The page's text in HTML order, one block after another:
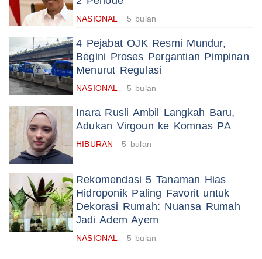
NASIONAL 5 bulan
4 Pejabat OJK Resmi Mundur,
Begini Proses Pergantian Pimpinan
Menurut Regulasi
NASIONAL 5 bulan
Inara Rusli Ambil Langkah Baru,
Adukan Virgoun ke Komnas PA
HIBURAN 5 bulan
Rekomendasi 5 Tanaman Hias
Hidroponik Paling Favorit untuk
Dekorasi Rumah: Nuansa Rumah
Jadi Adem Ayem
NASIONAL 5 bulan